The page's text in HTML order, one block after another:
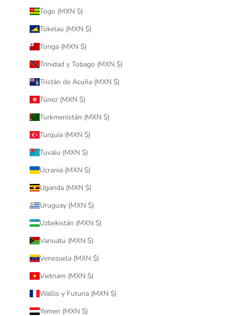
Togo (MXN $)
Tokelau (MXN $)
Tonga (MXN $)
Trinidad y Tobago (MXN $)
Tristán de Acuña (MXN $)
Túnez (MXN $)
Turkmenistán (MXN $)
Turquía (MXN $)
Tuvalu (MXN $)
Ucrania (MXN $)
Uganda (MXN $)
Uruguay (MXN $)
Uzbekistán (MXN $)
Vanuatu (MXN $)
Venezuela (MXN $)
Vietnam (MXN $)
Wallis y Futuna (MXN $)
Yemen (MXN $)